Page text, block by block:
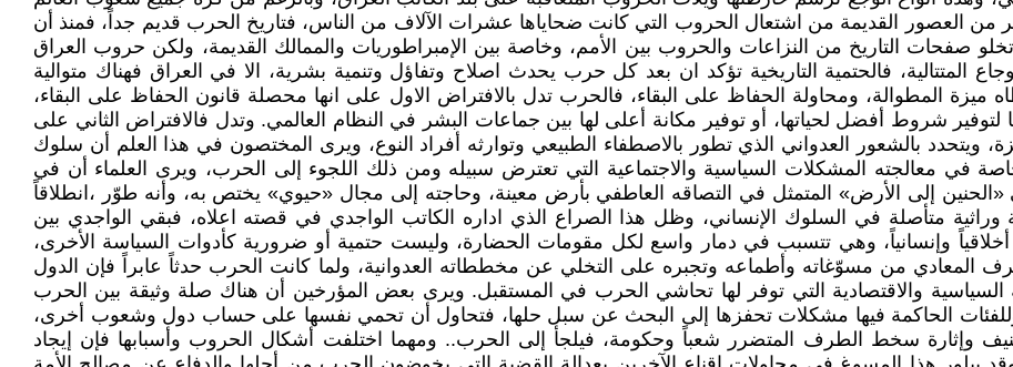
من العصور القديمة من اشتعال الحروب التي كانت ضحاياها عشرات الآلاف من الناس، فتاريخ الحرب قديم جداً، فمنذ أن
صفحات التاريخ من النزاعات والحروب بين الأمم، وخاصة بين الإمبراطوريات والممالك القديمة، ولكن حروب العراق
المتتالية، فالحتمية التاريخية تؤكد ان بعد كل حرب يحدث اصلاح وتفاؤل وتنمية بشرية، الا في العراق فهناك متوالية
ميزة المطوالة، ومحاولة الحفاظ على البقاء، فالحرب تدل بالافتراض الاول على انها محصلة قانون الحفاظ على البقاء،
شروط أفضل لحياتها، أو توفير مكانة أعلى لها بين جماعات البشر في النظام العالمي. وتدل فالافتراض الثاني على
ويتحدد بالشعور العدواني الذي تطور بالاصطفاء الطبيعي وتوارثه أفراد النوع، ويرى المختصون في هذا العلم أن سلوك
في معالجته المشكلات السياسية والاجتماعية التي تعترض سبيله ومن ذلك اللجوء إلى الحرب، ويرى العلماء أن في
«الحنين إلى الأرض» المتمثل في التصاقه العاطفي بأرض معينة، وحاجته إلى مجال «حيوي» يختص به، وأنه طوّر ،انطلاقاً
متأصلة في السلوك الإنساني، وظل هذا الصراع الذي اداره الكاتب الواجدي في قصته اعلاه، فبقي الواجدي بين
أخلاقياً وإنسانياً، وهي تتسبب في دمار واسع لكل مقومات الحضارة، وليست حتمية أو ضرورية كأدوات السياسة الأخرى،
المعادي من مسوّغاته وأطماعه وتجبره على التخلي عن مخططاته العدوانية، ولما كانت الحرب حدثاً عابراً فإن الدول
السياسية والاقتصادية التي توفر لها تحاشي الحرب في المستقبل. ويرى بعض المؤرخين أن هناك صلة وثيقة بين الحرب
وللفئات الحاكمة فيها مشكلات تحفزها إلى البحث عن سبل حلها، فتحاول أن تحمي نفسها على حساب دول وشعوب أخرى،
وإثارة سخط الطرف المتضرر شعباً وحكومة، فيلجأ إلى الحرب.. ومهما اختلفت أشكال الحروب وأسبابها فإن إيجاد